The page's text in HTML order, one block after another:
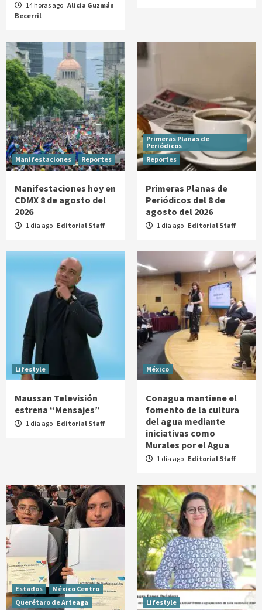
14 horas ago Alicia Guzmán
Becerril
Manifestaciones Reportes
Manifestaciones hoy en
CDMX 8 de agosto del
2026
1 día ago Editorial Staff
Primeras Planas de
Periódicos
Reportes
Primeras Planas de
Periódicos del 8 de
agosto del 2026
1 día ago Editorial Staff
Lifestyle
Maussan Televisión
estrena “Mensajes”
1 día ago Editorial Staff
México
Conagua mantiene el
fomento de la cultura
del agua mediante
iniciativas como
Murales por el Agua
1 día ago Editorial Staff
Estados
México Centro
Querétaro de Arteaga
Lifestyle